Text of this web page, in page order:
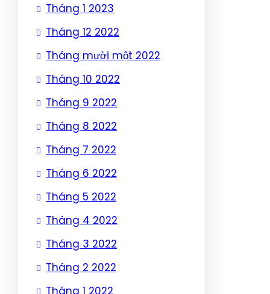
Tháng 1 2023
Tháng 12 2022
Tháng mười một 2022
Tháng 10 2022
Tháng 9 2022
Tháng 8 2022
Tháng 7 2022
Tháng 6 2022
Tháng 5 2022
Tháng 4 2022
Tháng 3 2022
Tháng 2 2022
Tháng 1 2022